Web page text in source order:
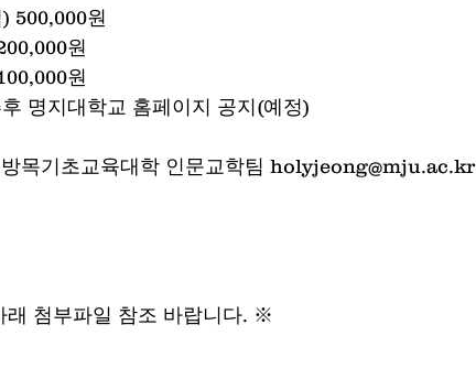
) 500,000원
200,000원
100,000원
후 명지대학교 홈페이지 공지(예정)
방목기초교육대학 인문교학팀 holyjeong@mju.ac.kr
첨부파일 참조 바랍니다. ※